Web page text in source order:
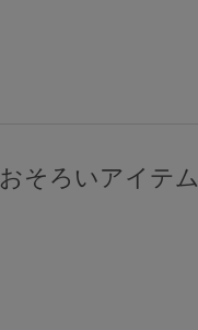
おそろいアイテム